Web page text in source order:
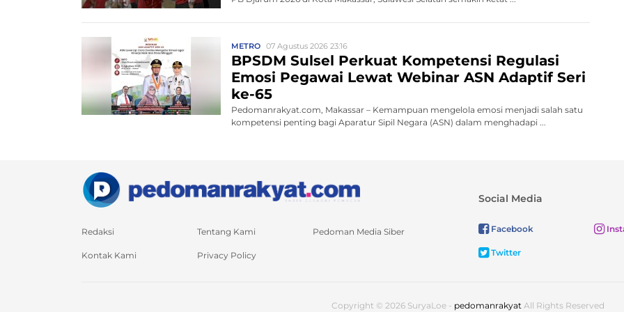
METRO 07 Agustus 2026 23:16
BPSDM Sulsel Perkuat Kompetensi Regulasi
Emosi Pegawai Lewat Webinar ASN Adaptif Seri
ke-65
Pedomanrakyat.com, Makassar – Kemampuan mengelola emosi menjadi salah satu
kompetensi penting bagi Aparatur Sipil Negara (ASN) dalam menghadapi ...
Redaksi Tentang Kami Pedoman Media Siber
Kontak Kami Privacy Policy
Social Media
Facebook
Twitter
Copyright © 2026 SuryaLoe - pedomanrakyat All Rights Reserved